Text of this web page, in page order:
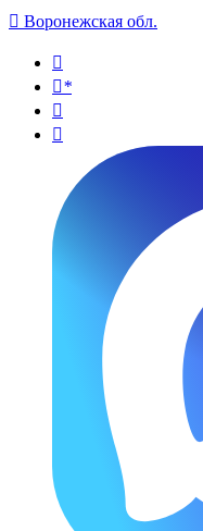
 Воронежская обл.

*

